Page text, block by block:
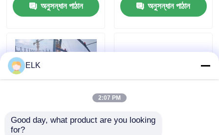
আমাদের সাথে যোগাযোগ
খবর
মামলা
ইস্পাত কাঠামো গুদাম
অনুসন্ধান পাঠান
অনুসন্ধান পাঠান
Q355B Q235B গ্রেড
ELK
2:07 PM
Good day, what product are you looking
for?